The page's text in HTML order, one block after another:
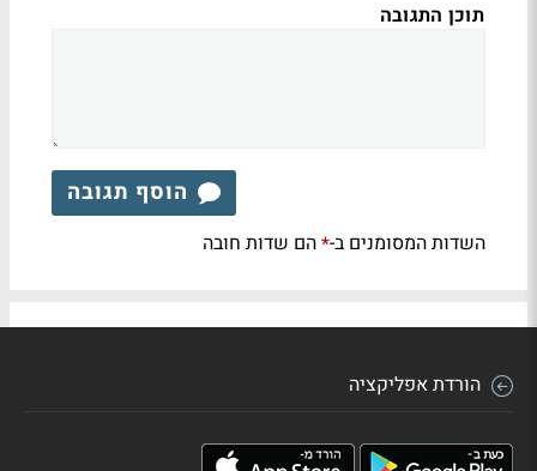
תוכן התגובה
הוסף תגובה
השדות המסומנים ב-*הם שדות חובה
הורדת אפליקציה